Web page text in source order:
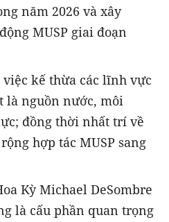
năm 2026 và xây
MUSP giai đoạn
kế thừa các lĩnh vực
là nguồn nước, môi
đồng thời nhất trí về
hợp tác MUSP sang
Kỳ Michael DeSombre
là cấu phần quan trọng